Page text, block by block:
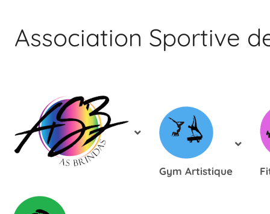
contenu
Association Sportive
Gym Artistique